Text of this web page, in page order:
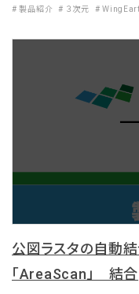
# 製品紹介 # ３次元 #
公図ラスタの自動
「AreaScan」 結合